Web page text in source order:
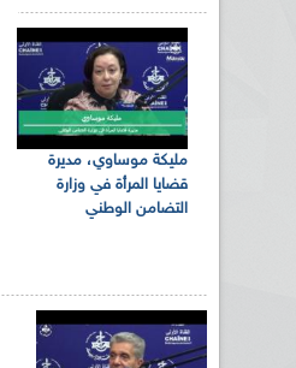
مليكة موساوي، مديرة
قضايا المرأة في وزارة
التضامن الوطني